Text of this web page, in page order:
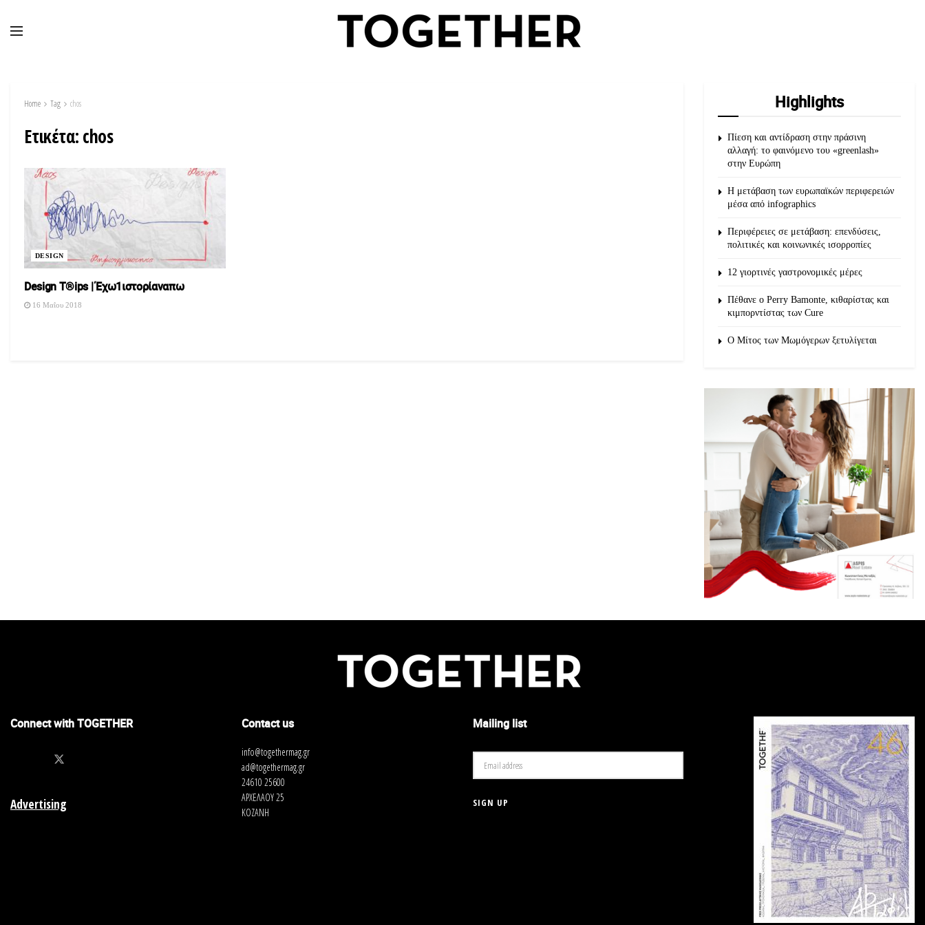
Home Tag chos
Ετικέτα:chos
DESIGN
Design T®ips | Έχω1ιστορίαναπω
16 Μαΐου 2018
Highlights
Πίεση και αντίδραση στην πράσινη
αλλαγή: το φαινόμενο του «greenlash»
στην Ευρώπη
Η μετάβαση των ευρωπαϊκών περιφερειών
μέσα από infographics
Περιφέρειες σε μετάβαση: επενδύσεις,
πολιτικές και κοινωνικές ισορροπίες
12 γιορτινές γαστρονομικές μέρες
Πέθανε ο Perry Bamonte, κιθαρίστας και
κιμπορντίστας των Cure
O Μίτος των Μωμόγερων ξετυλίγεται
Connect with TOGETHER
Advertising
Contact us
info@togethermag.gr
ad@togethermag.gr
24610 25600
ΑΡΧΕΛΑΟΥ 25
ΚΟΖΑΝΗ
Mailing list